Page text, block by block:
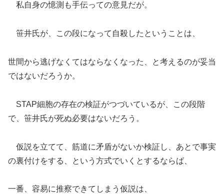
私自身の憶測も手伝っての意見だが。
笹井氏が、この段になって自殺したということは、
世間から逃げなくてはならなくなった、と考えるのが妥当
ではないだろうか。
STAP細胞の存在の検証がつづいているが、この段階
で、笹井氏が死ぬ必要はないだろう。
仮説を立てて、筋道に矛盾がないか検証し、あとで事実
の裏付けをする、という方式でいくとするならば、
一番、容易に推察できてしまう仮説は、